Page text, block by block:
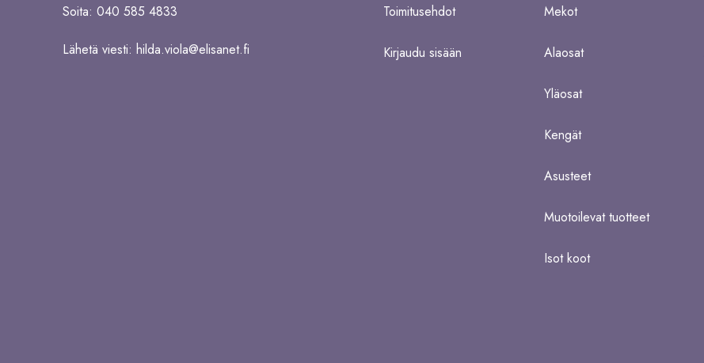
Soita: 040 585 4833
Lähetä viesti: hilda.viola@elisanet.fi
Toimitusehdot
Kirjaudu sisään
Mekot
Alaosat
Yläosat
Kengät
Asusteet
Muotoilevat tuotteet
Isot koot